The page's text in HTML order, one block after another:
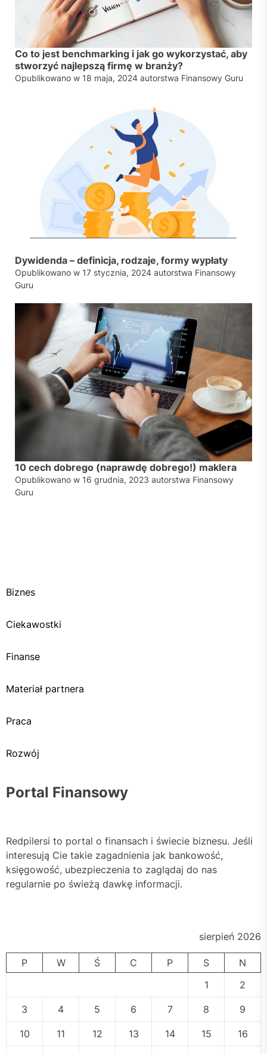
Co to jest benchmarking i jak go wykorzystać, aby
stworzyć najlepszą firmę w branży?
Opublikowano w 18 maja, 2024 autorstwa Finansowy Guru
Dywidenda – definicja, rodzaje, formy wypłaty
Opublikowano w 17 stycznia, 2024 autorstwa Finansowy
Guru
10 cech dobrego (naprawdę dobrego!) maklera
Opublikowano w 16 grudnia, 2023 autorstwa Finansowy
Guru
Biznes
Ciekawostki
Finanse
Materiał partnera
Praca
Rozwój
Portal Finansowy
Redpilersi to portal o finansach i świecie biznesu. Jeśli
interesują Cie takie zagadnienia jak bankowość,
księgowość, ubezpieczenia to zaglądaj do nas
regularnie po świeżą dawkę informacji.
sierpień 2026
P W Ś C P S
N
1
2
3 4 5 6 7 8 9
10 11 12 13 14 15 16